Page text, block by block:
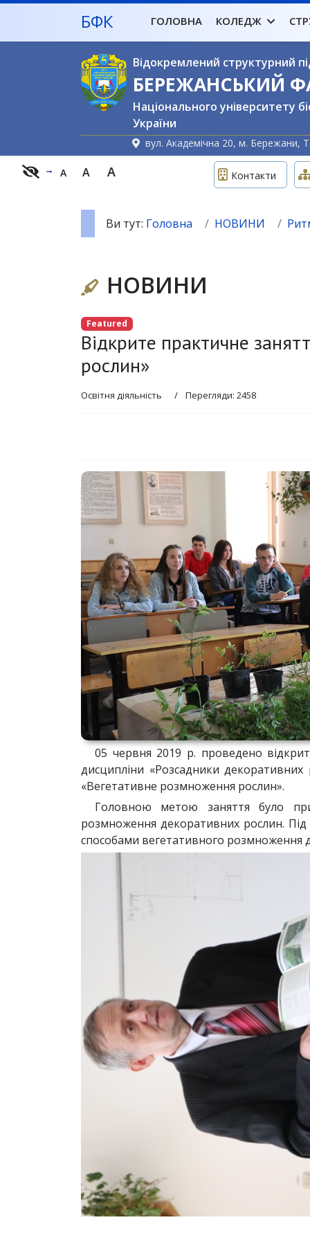
БФК ГОЛОВНА КОЛЕДЖ
Відокремлений структурний
БЕРЕЖАНСЬКИЙ
Національного університету
України
вул. Академічна 20, м. Бережани,
A A A Контакти
Ви тут: Головна НОВИНИ
НОВИНИ
Featured
Відкрите практичне
рослин»
Освітня діяльність Перегляди: 2458
05 червня 2019 р. проведено
дисципліни «Розсадники
«Вегетативне розмноження рослин».
Головною метою заняття було
розмноження декоративних рослин.
способами вегетативного розмноження